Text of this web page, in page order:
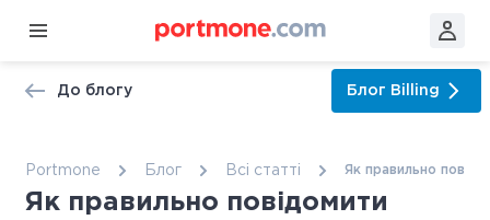
До блогу Блог Billing
Portmone Блог Всі статтi Як правильно
Як правильно повідомити